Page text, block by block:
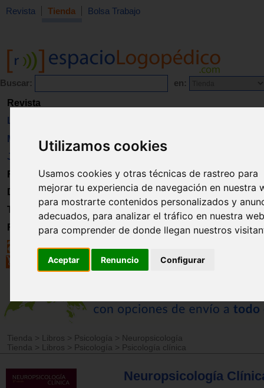
Utilizamos cookies
Usamos cookies y otras técnicas de rastreo para
mejorar tu experiencia de navegación en nuestra
para mostrarte contenidos personalizados y
adecuados, para analizar el tráfico en nuestra
para comprender de donde llegan nuestros
Aceptar Renuncio Configurar
Revista Tienda Bolsa Trabajo
Buscar: en:
Revista
Libros
Material
Juguetes
Formación
Directorio
Trabajo
Registro
Tienda > Libros > Psicología > Neuropsicología
Tienda
> Libros > Psicología > Psicología clínica
Neuropsicología